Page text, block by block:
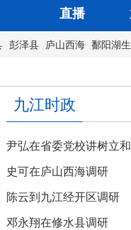
直播
彭泽县 庐山西海 鄱阳湖
九江时政
尹弘在省委党校讲树立
教育专题党课
史可在庐山西海调研
陈云到九江经开区调研
邓永翔在修水县调研